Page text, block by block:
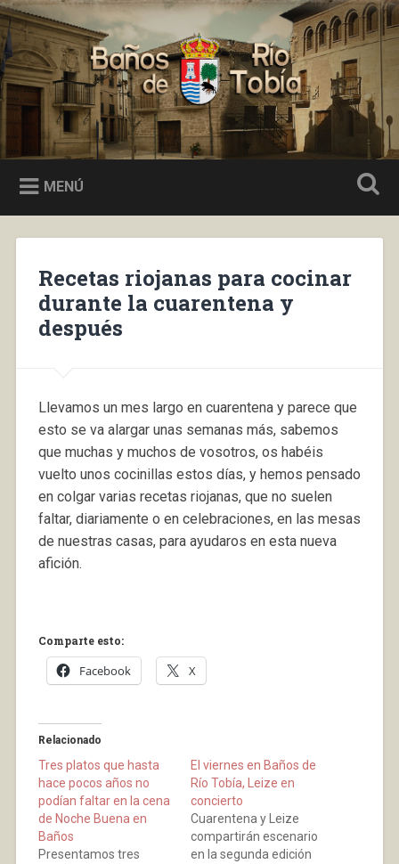
Saltar
al
contenido
Buscar
Baños de Río Tobía
MENÚ
Recetas riojanas para cocinar
durante la cuarentena y
después
Llevamos un mes largo en cuarentena y parece que
esto se va alargar unas semanas más, sabemos
que muchas y muchos de vosotros, os habéis
vuelto unos cocinillas estos días, y hemos pensado
en colgar varias recetas riojanas, que no suelen
faltar, diariamente o en celebraciones, en las mesas
de nuestras casas, para ayudaros en esta nueva
afición.
Comparte esto:
Facebook X
Relacionado
Tres platos que hasta
hace pocos años no
podían faltar en la cena
de Noche Buena en
Baños
Presentamos tres
El viernes en Baños de
Río Tobía, Leize en
concierto
Cuarentena y Leize
compartirán escenario
en la segunda edición